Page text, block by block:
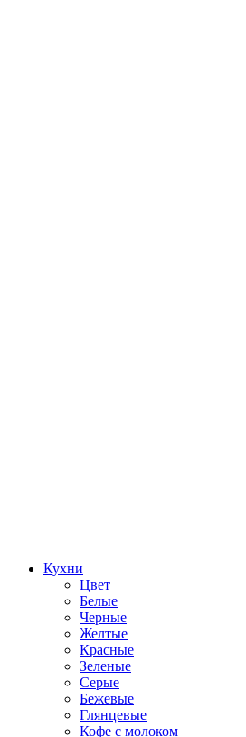
Кухни
Цвет
Белые
Черные
Желтые
Красные
Зеленые
Серые
Бежевые
Глянцевые
Кофе с молоком